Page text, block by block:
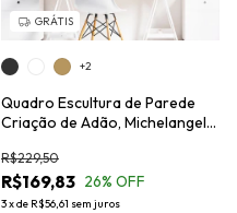
GRÁTIS
Quadro Escultura de Parede
Criação de Adão, Michelangelo
R$169,83
R$229,50
26% OFF
3xde R$56,61 sem juros
+2